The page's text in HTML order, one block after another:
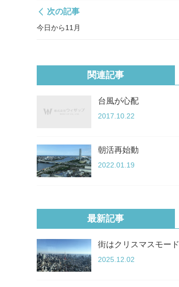
次の記事
今日から11月
関連記事
台風が心配
2017.10.22
朝活再始動
2022.01.19
最新記事
街はクリスマスモード
2025.12.02